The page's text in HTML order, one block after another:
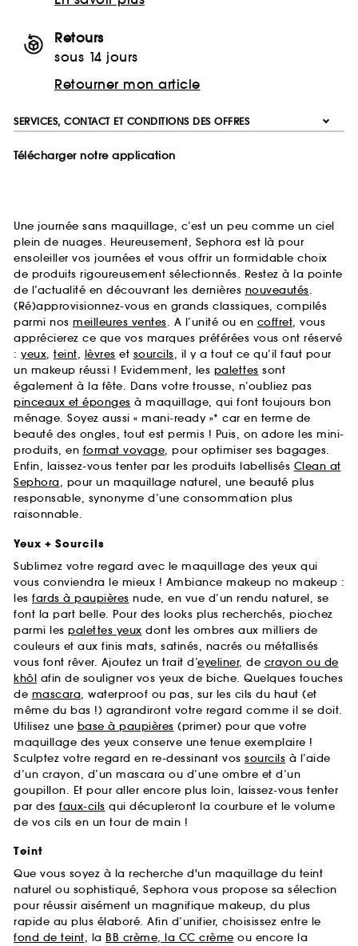
Retours
sous 14 jours
Retourner mon article
SERVICES, CONTACT ET CONDITIONS DES OFFRES
Télécharger notre application
Une journée sans maquillage, c’est un peu comme un ciel
plein de nuages. Heureusement, Sephora est là pour
ensoleiller vos journées et vous offrir un formidable choix
de produits rigoureusement sélectionnés. Restez à la pointe
de l’actualité en découvrant les dernières nouveautés.
(Ré)approvisionnez-vous en grands classiques, compilés
parmi nos meilleures ventes. A l’unité ou en coffret, vous
apprécierez ce que vos marques préférées vous ont réservé
: yeux, teint, lèvres et sourcils, il y a tout ce qu’il faut pour
un makeup réussi ! Evidemment, les palettes sont
également à la fête. Dans votre trousse, n’oubliez pas
pinceaux et éponges à maquillage, qui font toujours bon
ménage. Soyez aussi « mani-ready »* car en terme de
beauté des ongles, tout est permis ! Puis, on adore les mini-
produits, en format voyage, pour optimiser ses bagages.
Enfin, laissez-vous tenter par les produits labellisés Clean at
Sephora, pour un maquillage naturel, une beauté plus
responsable, synonyme d’une consommation plus
raisonnable.
Yeux + Sourcils
Sublimez votre regard avec le maquillage des yeux qui
vous conviendra le mieux ! Ambiance makeup no makeup :
les fards à paupières nude, en vue d’un rendu naturel, se
font la part belle. Pour des looks plus recherchés, piochez
parmi les palettes yeux dont les ombres aux milliers de
couleurs et aux finis mats, satinés, nacrés ou métallisés
vous font rêver. Ajoutez un trait d’eyeliner, de crayon ou de
khôl afin de souligner vos yeux de biche. Quelques touches
de mascara, waterproof ou pas, sur les cils du haut (et
même du bas !) agrandiront votre regard comme il se doit.
Utilisez une base à paupières (primer) pour que votre
maquillage des yeux conserve une tenue exemplaire !
Sculptez votre regard en re-dessinant vos sourcils à l’aide
d’un crayon, d’un mascara ou d’une ombre et d’un
goupillon. Et pour aller encore plus loin, laissez-vous tenter
par des faux-cils qui décupleront la courbure et le volume
de vos cils en un tour de main !
Teint
Que vous soyez à la recherche d'un maquillage du teint
naturel ou sophistiqué, Sephora vous propose sa sélection
pour réussir aisément un magnifique makeup, du plus
rapide au plus élaboré. Afin d’unifier, choisissez entre le
fond de teint, la BB crème, la CC crème ou encore la